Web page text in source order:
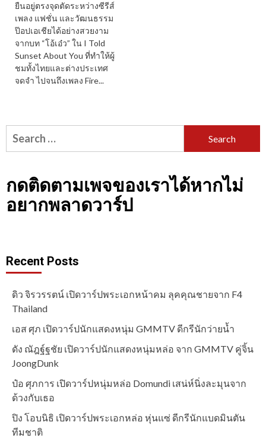
ยืนอยู่ตรงจุดตัดระหว่างซีรีส์
เพลง แฟชั่น และวัฒนธรรม
ป๊อปเอเชียได้อย่างสวยงาม
จากบท “โอ้เอ๋ว” ใน I Told
Sunset About You ที่ทำให้ผู้
ชมทั้งไทยและต่างประเทศ
จดจำ ไปจนถึงเพลง Fire...
Search
for:
กดติดตามเพจของเราได้หากไม่
อยากพลาดวาร์ป
Recent Posts
ดิว จิรวรรตน์ เปิดวาร์ปพระเอกหน้าคม ลุคคุณชายจาก F4
Thailand
เอส ศุภ เปิดวาร์ปนักแสดงหนุ่ม GMMTV ดีกรีนักว่ายน้ำ
ดัง ณัฎฐ์ฐชัย เปิดวาร์ปนักแสดงหนุ่มหล่อ จาก GMMTV คู่จิ้น
JoongDunk
ป๋อ ศุภการ เปิดวาร์ปหนุ่มหล่อ Domundi เสน่ห์นิ่งละมุนจาก
ด้วงกับเธอ
ปิง โอบนิธิ เปิดวาร์ปพระเอกหล่อ หุ่นแซ่ ดีกรีนักแบดมินตัน
ทีมชาติ